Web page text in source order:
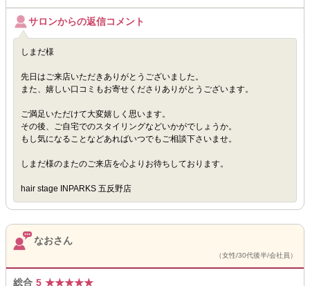
サロンからの返信コメント
しまだ様
先日はご来店いただきありがとうございました。
また、嬉しい口コミもお寄せくださりありがとうございます。
ご満足いただけて大変嬉しく思います。
その後、ご自宅でのスタイリングなどいかがでしょうか。
もし気になることなどあればいつでもご相談下さいませ。
しまだ様のまたのご来店を心よりお待ちしております。
hair stage INPARKS 五反野店
なおさん
（女性/30代後半/会社員）
総合 5 ★★★★★